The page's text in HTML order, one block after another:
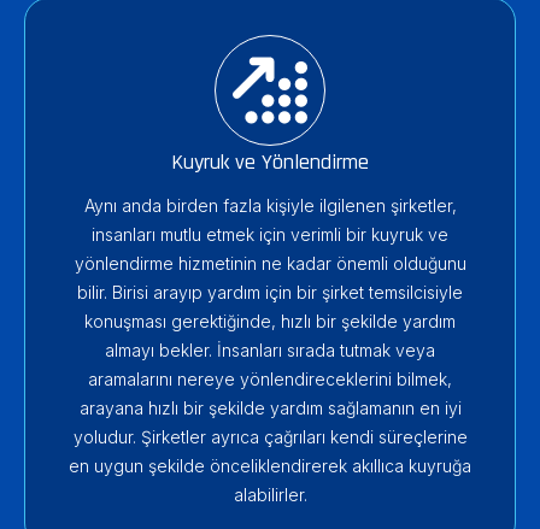
Kuyruk ve Yönlendirme
Aynı anda birden fazla kişiyle ilgilenen şirketler,
insanları mutlu etmek için verimli bir kuyruk ve
yönlendirme hizmetinin ne kadar önemli olduğunu
bilir. Birisi arayıp yardım için bir şirket temsilcisiyle
konuşması gerektiğinde, hızlı bir şekilde yardım
almayı bekler. İnsanları sırada tutmak veya
aramalarını nereye yönlendireceklerini bilmek,
arayana hızlı bir şekilde yardım sağlamanın en iyi
yoludur. Şirketler ayrıca çağrıları kendi süreçlerine
en uygun şekilde önceliklendirerek akıllıca kuyruğa
alabilirler.